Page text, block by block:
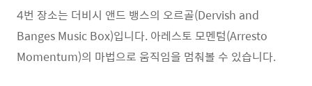
4번 장소는 더비시 앤드 뱅스의 오르골(Dervish and
Banges Music Box)입니다. 아레스토 모멘텀(Arresto
Momentum)의 마법으로 움직임을 멈춰볼 수 있습니다.